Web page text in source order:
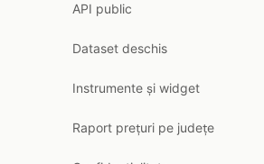
API public
Dataset deschis
Instrumente și widget
Raport prețuri pe județe